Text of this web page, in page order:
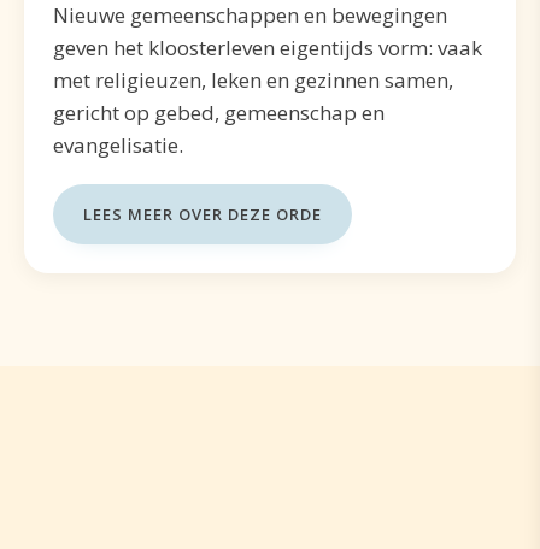
Nieuwe gemeenschappen en bewegingen
geven het kloosterleven eigentijds vorm: vaak
met religieuzen, leken en gezinnen samen,
gericht op gebed, gemeenschap en
evangelisatie.
LEES MEER OVER DEZE ORDE